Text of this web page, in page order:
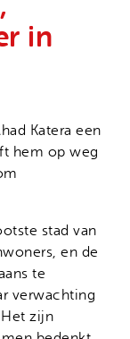
in
Katera een
hem op weg
stad van
en de
te
verwachting
zijn